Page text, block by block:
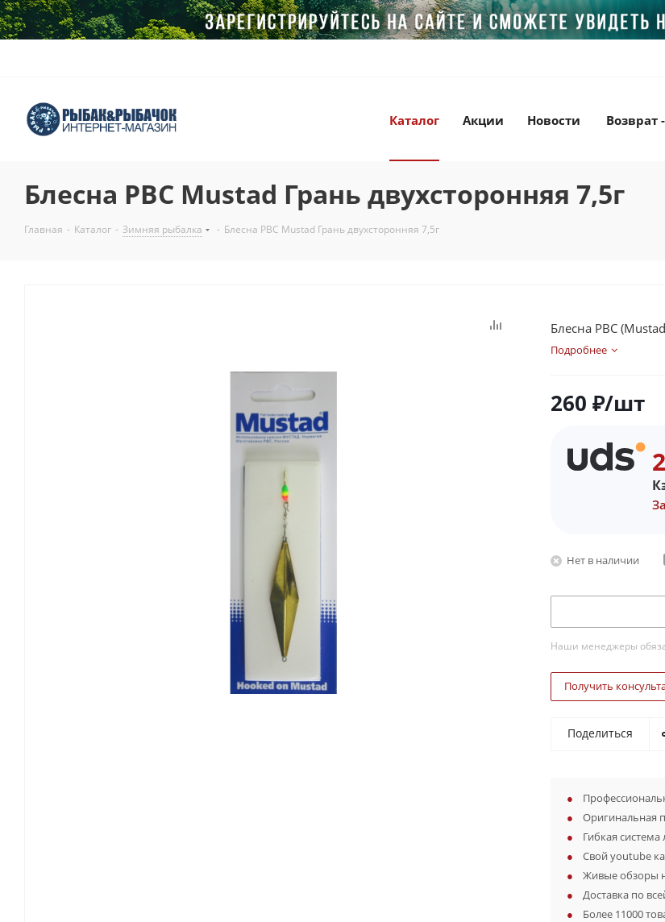
Каталог Акции Новости Возврат
Блесна РВС Mustad Грань двухсторонняя 7,5г
Главная - Каталог - Зимняя рыбалка - Блесна РВС Mustad Грань двухсторонняя 7,5г
Блесна РВС
Подробнее
260 ₽/шт
Нет в наличии
Наши менеджеры
Получить
Поделиться
Оригинальная
Гибкая система
Свой youtube
Живые обзоры
Доставка по
Более 11000